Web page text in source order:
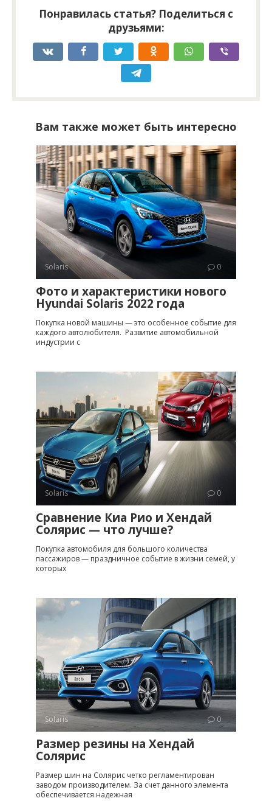
Понравилась статья? Поделиться с
друзьями:
Вам также может быть интересно
Solaris 0
Фото и характеристики нового
Hyundai Solaris 2022 года
Покупка новой машины — это особенное событие для
каждого автолюбителя. Развитие автомобильной
индустрии с
Solaris 0
Сравнение Киа Рио и Хендай
Солярис — что лучше?
Покупка автомобиля для большого количества
пассажиров — праздничное событие в жизни семей, у
которых
Solaris 0
Размер резины на Хендай
Солярис
Размер шин на Солярис четко регламентирован
заводом производителем. За счет данного элемента
обеспечивается надежная